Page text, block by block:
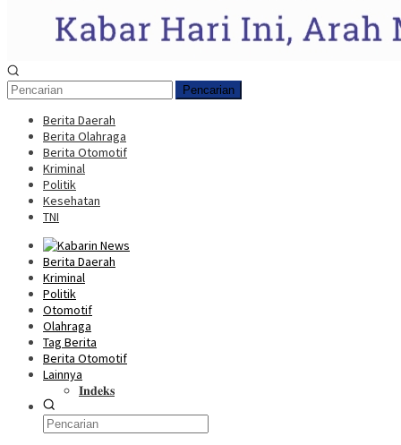
Pencarian
Berita Daerah
Berita Olahraga
Berita Otomotif
Kriminal
Politik
Kesehatan
TNI
Berita Daerah
Kriminal
Politik
Otomotif
Olahraga
Tag Berita
Berita Otomotif
Lainnya
𝐈𝐧𝐝𝐞𝐤𝐬